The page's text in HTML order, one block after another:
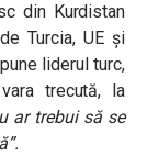
din Kurdistan
Turcia, UE și
liderul turc,
trecută, la
ar trebui să se